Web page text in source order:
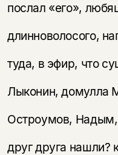
послал «его»,
длинноволосого,
туда, в эфир, что
Лыконин, домулла
Остроумов,
друг друга нашли?